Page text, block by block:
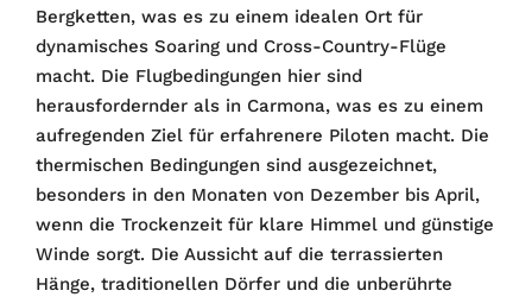
Bergketten, was es zu einem idealen Ort für
dynamisches Soaring und Cross-Country-Flüge
macht. Die Flugbedingungen hier sind
herausfordernder als in Carmona, was es zu einem
aufregenden Ziel für erfahrenere Piloten macht. Die
thermischen Bedingungen sind ausgezeichnet,
besonders in den Monaten von Dezember bis April,
wenn die Trockenzeit für klare Himmel und günstige
Winde sorgt. Die Aussicht auf die terrassierten
Hänge, traditionellen Dörfer und die unberührte